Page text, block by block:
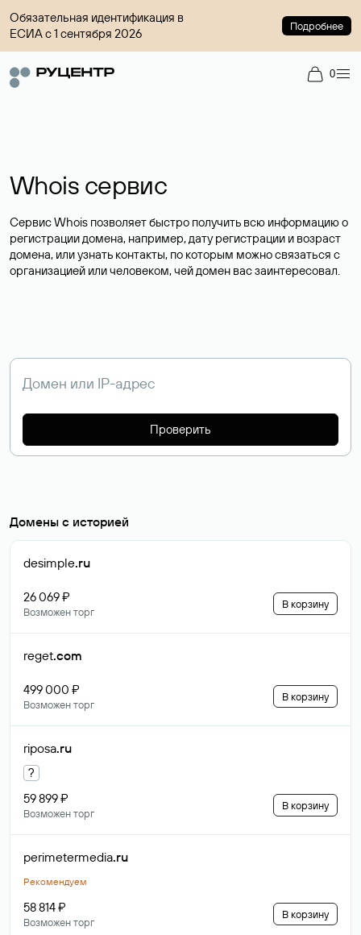
Обязательная идентификация в
ЕСИА с 1 сентября 2026
Подробнее
0
Whois сервис
Сервис Whois позволяет быстро получить всю информацию о
регистрации домена, например, дату регистрации и возраст
домена, или узнать контакты, по которым можно связаться с
организацией или человеком, чей домен вас заинтересовал.
Проверить
Домены с историей
desimple.ru
26 069 ₽
Возможен торг
В корзину
reget.com
499 000 ₽
Возможен торг
В корзину
riposa.ru
?
59 899 ₽
Возможен торг
В корзину
perimetermedia.ru
Рекомендуем
58 814 ₽
Возможен торг
В корзину